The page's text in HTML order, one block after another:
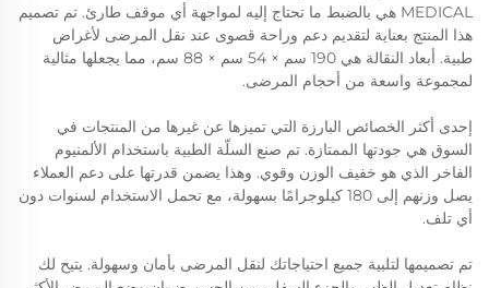
MEDICAL هي بالضبط ما تحتاج إليه لمواجهة أي موقف طارئ. تم تصميم
هذا المنتج بعناية لتقديم دعم وراحة قصوى عند نقل المرضى لأغراض
طبية. أبعاد النقالة هي 190 سم × 54 سم × 88 سم، مما يجعلها مثالية
لمجموعة واسعة من أحجام المرضى.
إحدى أكثر الخصائص البارزة التي تميزها عن غيرها من المنتجات في
السوق هي جودتها الممتازة. تم صنع السلّة الطبية باستخدام الألمنيوم
الفاخر الذي هو خفيف الوزن وقوي. وهذا يضمن قدرتها على دعم العملاء
يصل وزنهم إلى 180 كيلوجرامًا بسهولة، مع تحمل الاستخدام لسنوات دون
أي تلف.
تم تصميمها لتلبية جميع احتياجاتك لنقل المرضى بأمان وسهولة. يتيح لك